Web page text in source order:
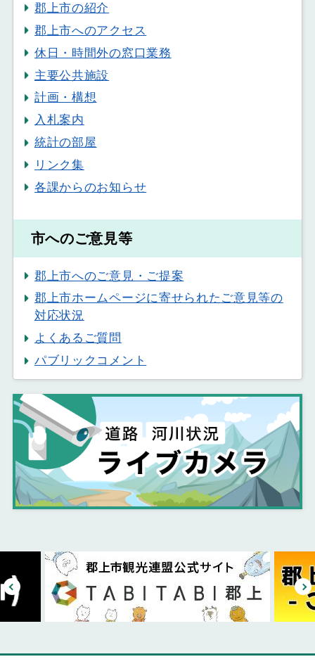
郡上市の紹介
郡上市へのアクセス
休日・時間外の窓口業務
主要公共施設
計画・構想
入札案内
統計の部屋
リンク集
各課からのお知らせ
市へのご意見等
郡上市へのご意見・ご提案
郡上市ホームページに寄せられたご意見等の
対応状況
よくあるご質問
パブリックコメント